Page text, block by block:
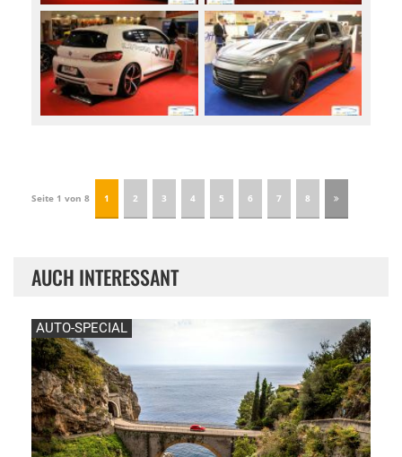
Seite 1 von 8 1 2 3 4 5 6 7 8
AUCH INTERESSANT
AUTO-SPECIAL